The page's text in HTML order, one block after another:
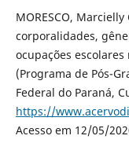
MORESCO,
corporalidades,
ocupações
(Programa de Pós-
Federal do Paraná,
https://
Acesso em 12/05/